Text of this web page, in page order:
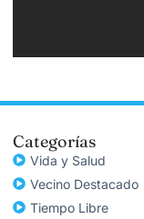
Categorías
Vida y Salud
Vecino Destacado
Tiempo Libre